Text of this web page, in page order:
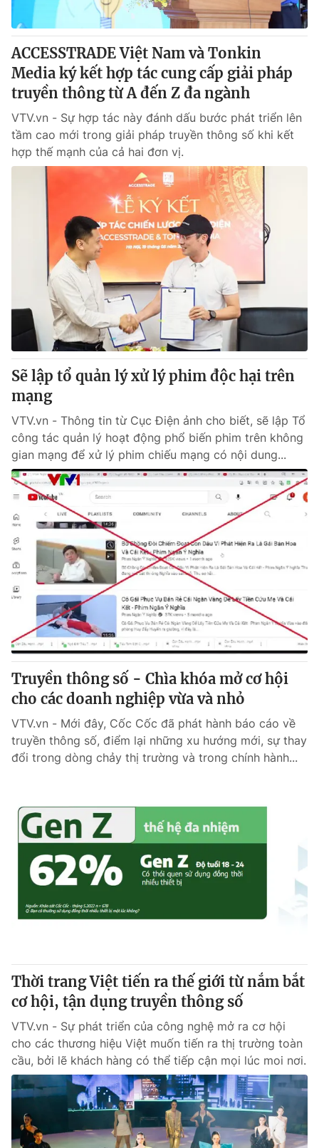
ACCESSTRADE Việt Nam và Tonkin
Media ký kết hợp tác cung cấp giải pháp
truyền thông từ A đến Z đa ngành
VTV.vn - Sự hợp tác này đánh dấu bước phát triển lên
tầm cao mới trong giải pháp truyền thông số khi kết
hợp thế mạnh của cả hai đơn vị.
Sẽ lập tổ quản lý xử lý phim độc hại trên
mạng
VTV.vn - Thông tin từ Cục Điện ảnh cho biết, sẽ lập Tổ
công tác quản lý hoạt động phổ biến phim trên không
gian mạng để xử lý phim chiếu mạng có nội dung...
Truyền thông số - Chìa khóa mở cơ hội
cho các doanh nghiệp vừa và nhỏ
VTV.vn - Mới đây, Cốc Cốc đã phát hành báo cáo về
truyền thông số, điểm lại những xu hướng mới, sự thay
đổi trong dòng chảy thị trường và trong chính hành...
Thời trang Việt tiến ra thế giới từ nắm bắt
cơ hội, tận dụng truyền thông số
VTV.vn - Sự phát triển của công nghệ mở ra cơ hội
cho các thương hiệu Việt muốn tiến ra thị trường toàn
cầu, bởi lẽ khách hàng có thể tiếp cận mọi lúc moi nơi.